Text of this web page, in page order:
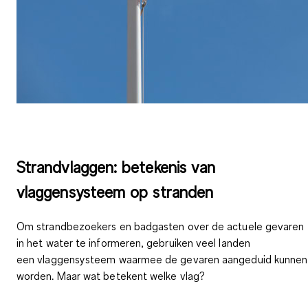
Strandvlaggen: betekenis van
vlaggensysteem op stranden
Om strandbezoekers en badgasten over de actuele gevaren
in het water te informeren, gebruiken veel landen
een vlaggensysteem waarmee de gevaren aangeduid kunnen
worden. Maar wat betekent welke vlag?